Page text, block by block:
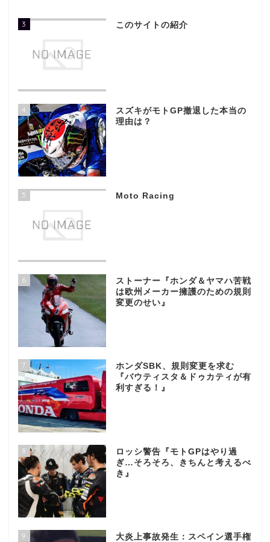
3 このサイトの紹介
4
スズキがモトGP撤退した本当の
理由は？
5 Moto Racing
6
ストーナー『ホンダ＆ヤマハ苦戦
は欧州メーカー擁護のための規則
変更のせい』
7
ホンダSBK、規則変更を求む
『バウティスタ＆ドゥカティが有
利すぎる！』
8
ロッシ警告『モトGPはやり過
ぎ…そろそろ、きちんと考えるべ
き』
9
大炎上事故発生：スペイン選手権